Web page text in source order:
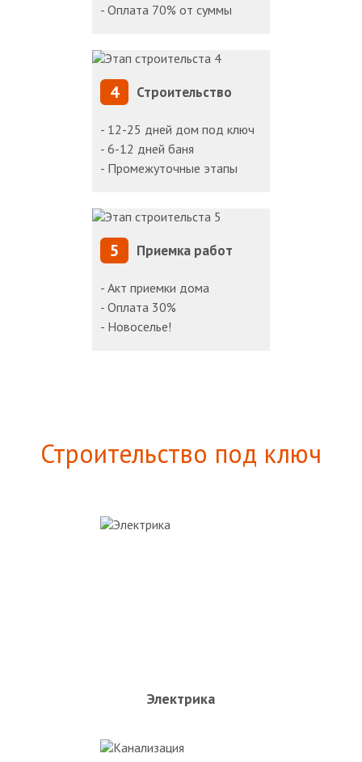
- Оплата 70% от суммы
4 Строительство
- 12-25 дней дом под ключ
- 6-12 дней баня
- Промежуточные этапы
5 Приемка работ
- Акт приемки дома
- Оплата 30%
- Новоселье!
Строительство под ключ
Электрика